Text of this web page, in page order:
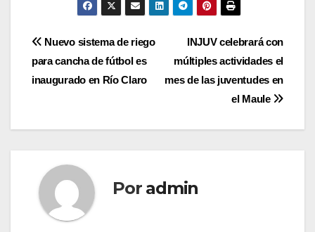
Navegación
de
INJUV celebrará con
múltiples actividades el
mes de las juventudes en
el Maule
Nuevo sistema de riego
para cancha de fútbol es
inaugurado en Río Claro
Por admin